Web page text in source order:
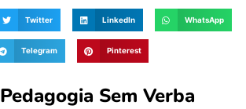
Twitter LinkedIn WhatsApp
Telegram Pinterest
Pedagogia Sem Verba